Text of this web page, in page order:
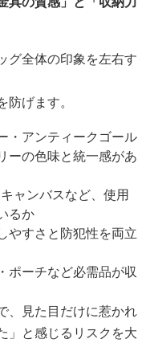
グ全体の印象を左右す
げます。
・アンティークゴール
ーの色味と統一感があ
ャンバスなど、使用
るか
やすさと防犯性を両立
ポーチなど必需品が収
、見た目だけに惹かれ
」と感じるリスクを大